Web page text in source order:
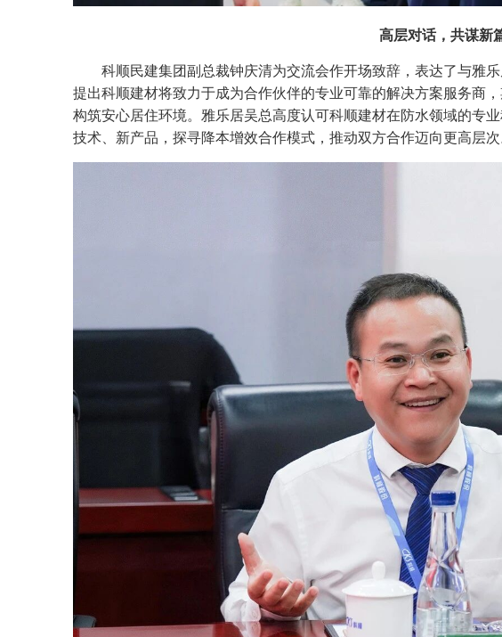
高层对话，共谋新
科顺民建集团副总裁钟庆清为交流会作开场致辞，表达了与雅
提出科顺建材将致力于成为合作伙伴的专业可靠的解决方案服务商
构筑安心居住环境。雅乐居吴总高度认可科顺建材在防水领域的专
技术、新产品，探寻降本增效合作模式，推动双方合作迈向更高层次